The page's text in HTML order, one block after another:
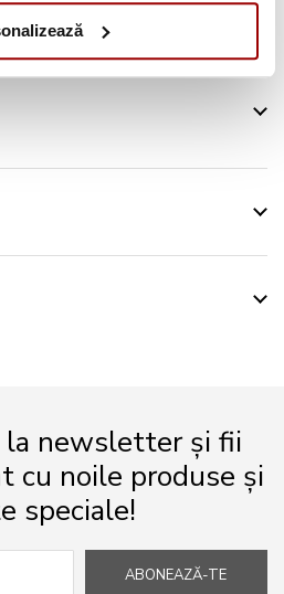
newsletter și fii
cu noile produse și
speciale!
ABONEAZĂ-TE